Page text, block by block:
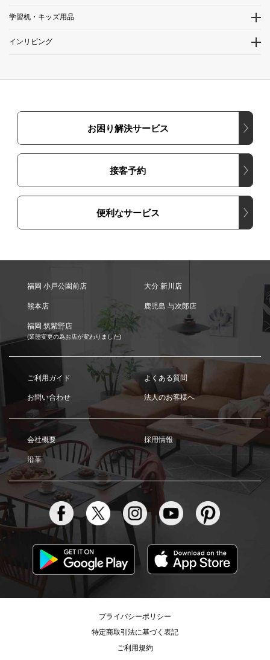
学習机・キッズ用品
インリビング
お困り解決サービス
接客予約
便利なサービス
福岡 小戸公園前店 大分 新川店
熊本店 鹿児島 与次郎店
福岡 筑紫野店
(業態変更の為お店が変わりました)
ご利用ガイド よくある質問
お問い合わせ 法人のお客様へ
会社概要 採用情報
沿革
プライバシーポリシー
特定商取引法に基づく表記
ご利用規約